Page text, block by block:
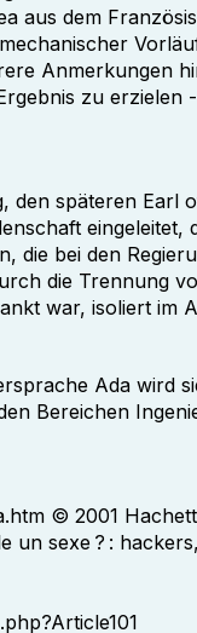
aus dem
Anmerkungen
zu erzielen
den späteren
die bei den
die Trennung
war, isoliert im
Ada wird
Bereichen
© 2001
un sexe ? :